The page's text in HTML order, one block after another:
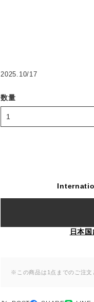
2025.10/17
数量
日本
※この商品は1点までのご注文